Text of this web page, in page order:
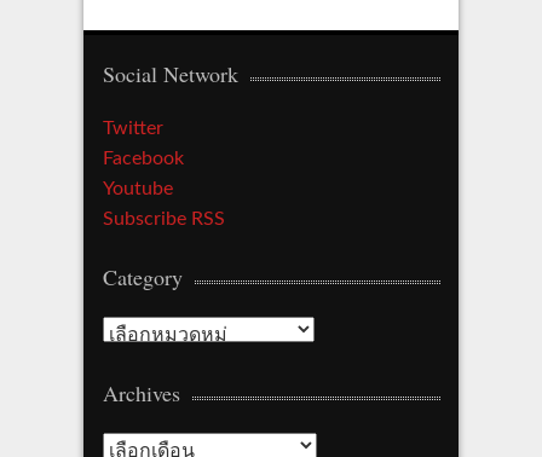
Social Network
Twitter
Facebook
Youtube
Subscribe RSS
Category
Category
Archives
Archives